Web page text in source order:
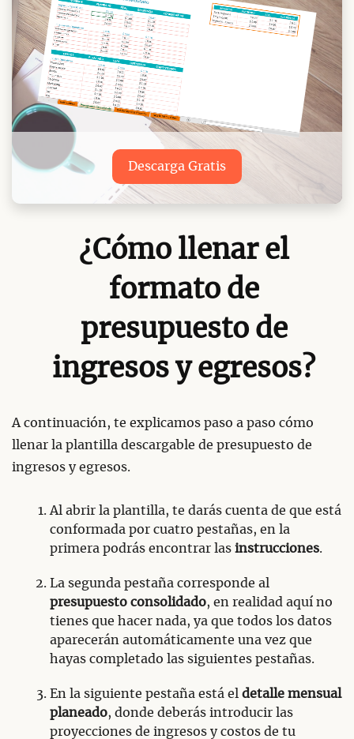
Descarga Gratis
¿Cómo llenar el
formato de
presupuesto de
ingresos y egresos?
A continuación, te explicamos paso a paso cómo
llenar la plantilla descargable de presupuesto de
ingresos y egresos.
Al abrir la plantilla, te darás cuenta de que está
conformada por cuatro pestañas, en la
primera podrás encontrar las instrucciones.
La segunda pestaña corresponde al
presupuesto consolidado, en realidad aquí no
tienes que hacer nada, ya que todos los datos
aparecerán automáticamente una vez que
hayas completado las siguientes pestañas.
En la siguiente pestaña está el detalle mensual
planeado, donde deberás introducir las
proyecciones de ingresos y costos de tu